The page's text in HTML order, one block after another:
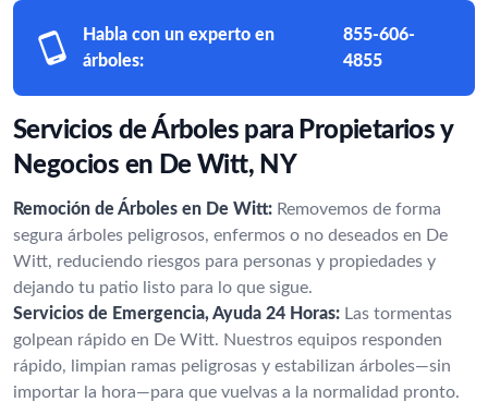
Habla con un experto en
árboles:
855-606-
4855
Servicios de Árboles para Propietarios y
Negocios en De Witt, NY
Remoción de Árboles en De Witt: Removemos de forma
segura árboles peligrosos, enfermos o no deseados en De
Witt, reduciendo riesgos para personas y propiedades y
dejando tu patio listo para lo que sigue.
Servicios de Emergencia, Ayuda 24 Horas: Las tormentas
golpean rápido en De Witt. Nuestros equipos responden
rápido, limpian ramas peligrosas y estabilizan árboles—sin
importar la hora—para que vuelvas a la normalidad pronto.